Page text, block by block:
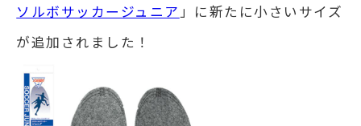
ソルボサッカージュニア」に新たに小さいサイズ
が追加されました！